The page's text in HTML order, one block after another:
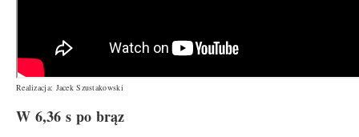
Realizacja: Jacek Szustakowski
W 6,36 s po brąz